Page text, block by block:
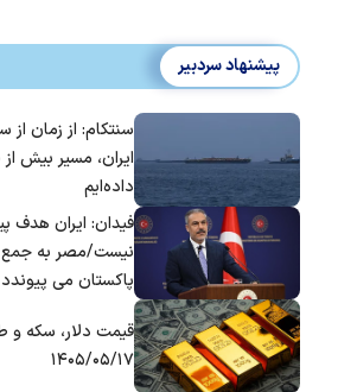
پیشنهاد سردبیر
سنتکام: از زمان
داده‌ایم
فیدان: ایران هدف
نیست/مصر به جمع
پاکستان می پیوندد
قیمت دلار، سکه و
۱۴۰۵/۰۵/۱۷